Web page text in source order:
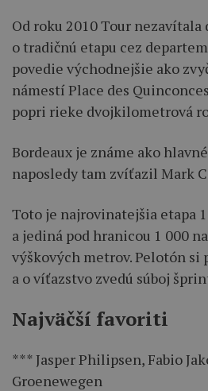
Od roku 2010 Tour nezavítala
o tradičnú etapu cez
povedie východnejšie ako
námestí Place des
popri rieke dvojkilometrová
Bordeaux je známe ako
naposledy tam zvíťazil Mark
Toto je najrovinatejšia etapa
a jediná pod hranicou 1 000
výškových metrov. Pelotón si
a o víťazstvo zvedú súboj
Najväčší favoriti
*** Jasper Philipsen, Fabio
Groenewegen